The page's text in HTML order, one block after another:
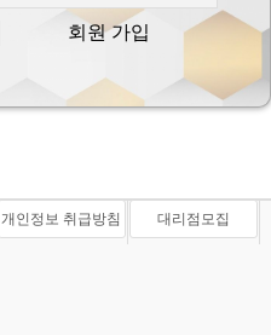
회원 가입
개인정보 취급방침 대리점모집